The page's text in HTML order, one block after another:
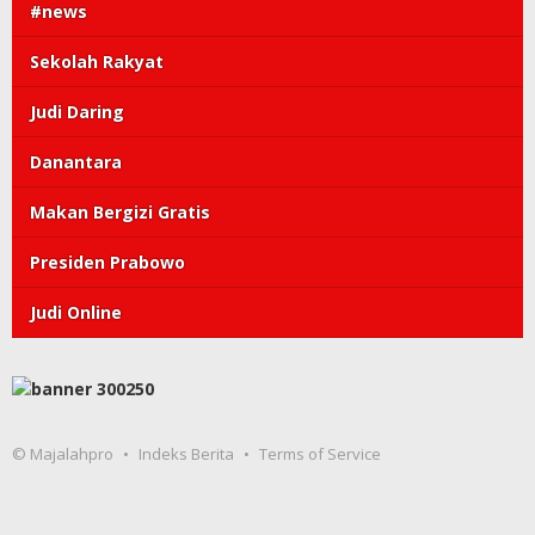
#news
Sekolah Rakyat
Judi Daring
Danantara
Makan Bergizi Gratis
Presiden Prabowo
Judi Online
© Majalahpro Indeks Berita Terms of Service